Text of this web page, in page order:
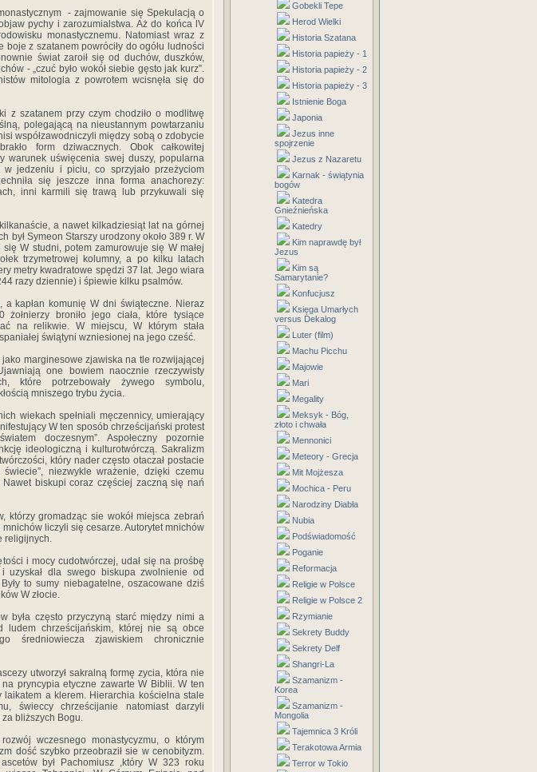
- zajmowanie się Spekulacją o
pychy i zarozumialstwa. Aż do końca lV
monastycznemu. Natomiast wraz z
z szatanem powróciły do ogółu ludności
świat zaroił się od duchów, duszków,
- „czuć było wokół siebie gęsto jak kurz”.
mitologia z powrotem wcisnęła się do
z szatanem przy czym chodziło o modlitwę
polegającą na nieustannym powtarzaniu
współzawodniczyli między sobą o zdobycie
form dziwacznych. Obok całkowitej
warunek uświęcenia swej duszy, popularna
w jedzeniu i piciu, co sprzyjało przeżyciom
się jeszcze inna forma anachorezy:
inni karmili się trawą lub przykuwali się
a nawet kilkadziesiąt lat na górnej
był Symeon Starszy urodzony około 389 r. W
W studni, potem zamurowuje się W małej
trzymetrowej kolumny, a po kilku latach
metry kwadratowe spędzi 37 lat. Jego wiara
razy dziennie) i śpiewie kilku psalmów.
kapłan komunię W dni świąteczne. Nieraz
broniło jego ciała, które tysiące
na relikwie. W miejscu, W którym stała
świątyni wzniesionej na jego cześć.
marginesowe zjawiska na tle rozwijającej
one bowiem naocznie rzeczywisty
które potrzebowały żywego symbolu,
mniszego trybu życia.
wiekach spełniali męczennicy, umierający
W ten sposób chrześcijański protest
doczesnym”. Aspołeczny pozornie
ideologiczną i kulturotwórczą. Sakralizm
który nader często otaczał postacie
niezwykle wrażenie, dzięki czemu
Nawet biskupi coraz częściej zaczną się nań
którzy gromadząc sie wokół miejsca zebrań
liczyli się cesarze. Autorytet mnichów
religijnych.
i mocy cudotwórczej, udał się na prośbę
uzyskał dla swego biskupa zwolnienie od
to sumy niebagatelne, oszacowane dziś
W złocie.
była często przyczyną starć między nimi a
ludem chrześcijańskim, której nie są obce
średniowiecza zjawiskiem chronicznie
utworzył sakralną formę zycia, która nie
na pryncypia etyczne zawarte W Biblii. W ten
laikatem a klerem. Hierarchia kościelna stale
świeccy chrześcijanie natomiast darzyli
bliższych Bogu.
wczesnego monastycyzmu, o którym
dość szybko przeobraził sie w cenobityzm.
był Pachomiusz ,który W 323 roku
Gobekli Tepe
Herod Wielki
Historia Szatana
Historia papieży - 1
Historia papieży - 2
Historia papieży - 3
Istnienie Boga
Japonia
Jezus inne
spojrzenie
Jezus z Nazaretu
Karnak - świątynia
bogów
Katedra
Gnieźnieńska
Katedry
Kim naprawdę był
Jezus
Kim są
Samarytanie?
Konfucjusz
Księga Umarłych
versus Dekalog
Luter (film)
Machu Picchu
Majowie
Mari
Megality
Meksyk - Bóg,
złoto i chwała
Mennonici
Meteory - Grecja
Mit Mojżesza
Mochica - Peru
Narodziny Diabła
Nubia
Podświadomość
Poganie
Reformacja
Religie w Polsce
Religie w Polsce 2
Rzymianie
Sekrety Buddy
Sekrety Delf
Shangri-La
Szamanizm -
Korea
Szamanizm -
Mongolia
Tajemnica 3 Króli
Terakotowa Armia
Terror w Tokio